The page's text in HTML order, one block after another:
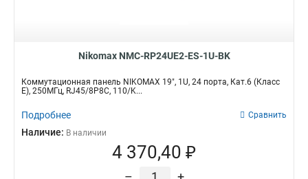
Nikomax NMC-RP24UE2-ES-1U-BK
Коммутационная панель NIKOMAX 19", 1U, 24 порта, Кат.6 (Класс
E), 250МГц, RJ45/8P8C, 110/K...
Подробнее Сравнить
Наличие: В наличии
4 370,40 ₽